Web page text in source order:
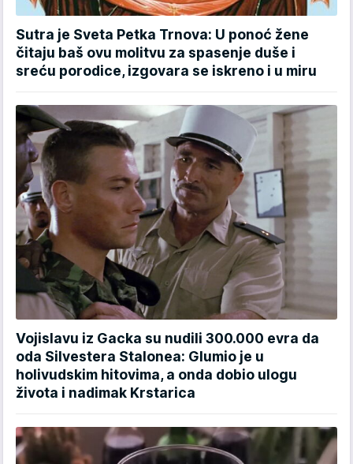
Sutra je Sveta Petka Trnova: U ponoć žene
čitaju baš ovu molitvu za spasenje duše i
sreću porodice, izgovara se iskreno i u miru
Vojislavu iz Gacka su nudili 300.000 evra da
oda Silvestera Stalonea: Glumio je u
holivudskim hitovima, a onda dobio ulogu
života i nadimak Krstarica